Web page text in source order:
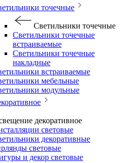
точечные
Светильники точечные
Светильники точечные
встраиваемые
Светильники точечные
накладные
встраиваемые
мебельные
модульные
декоративное
световые
декоративные
световые
и декор световые